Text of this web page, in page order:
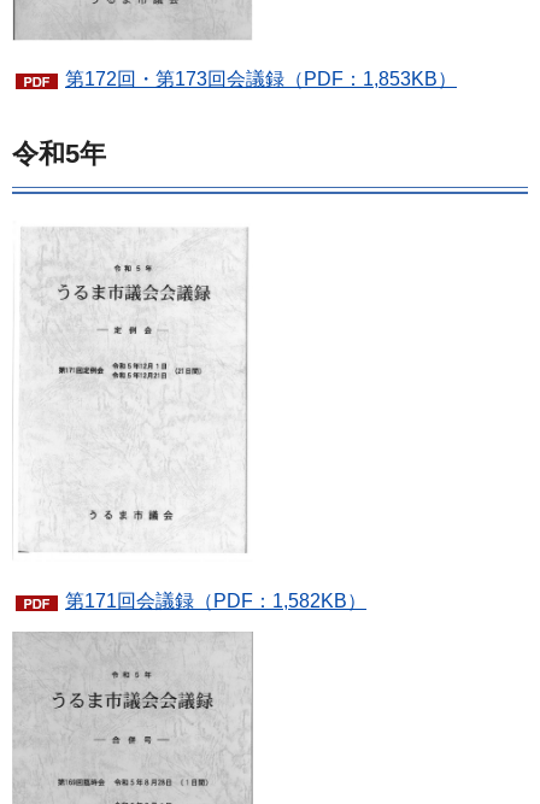
第172回・第173回会議録（PDF：1,853KB）
令和5年
第171回会議録（PDF：1,582KB）